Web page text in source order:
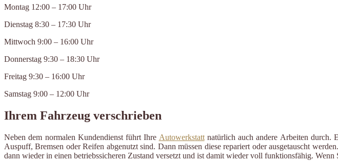
Montag 12:00 – 17:00 Uhr
Dienstag 8:30 – 17:30 Uhr
Mittwoch 9:00 – 16:00 Uhr
Donnerstag 9:30 – 18:30 Uhr
Freitag 9:30 – 16:00 Uhr
Samstag 9:00 – 12:00 Uhr
Ihrem Fahrzeug verschrieben
Neben dem normalen Kundendienst führt Ihre Autowerkstattnatürlich auch andere Arbeiten durch.
Auspuff, Bremsen oder Reifen abgenutzt sind. Dann müssen diese repariert oder ausgetauscht
dann wieder in einen betriebssicheren Zustand versetzt und ist damit wieder voll funktionsfähig.